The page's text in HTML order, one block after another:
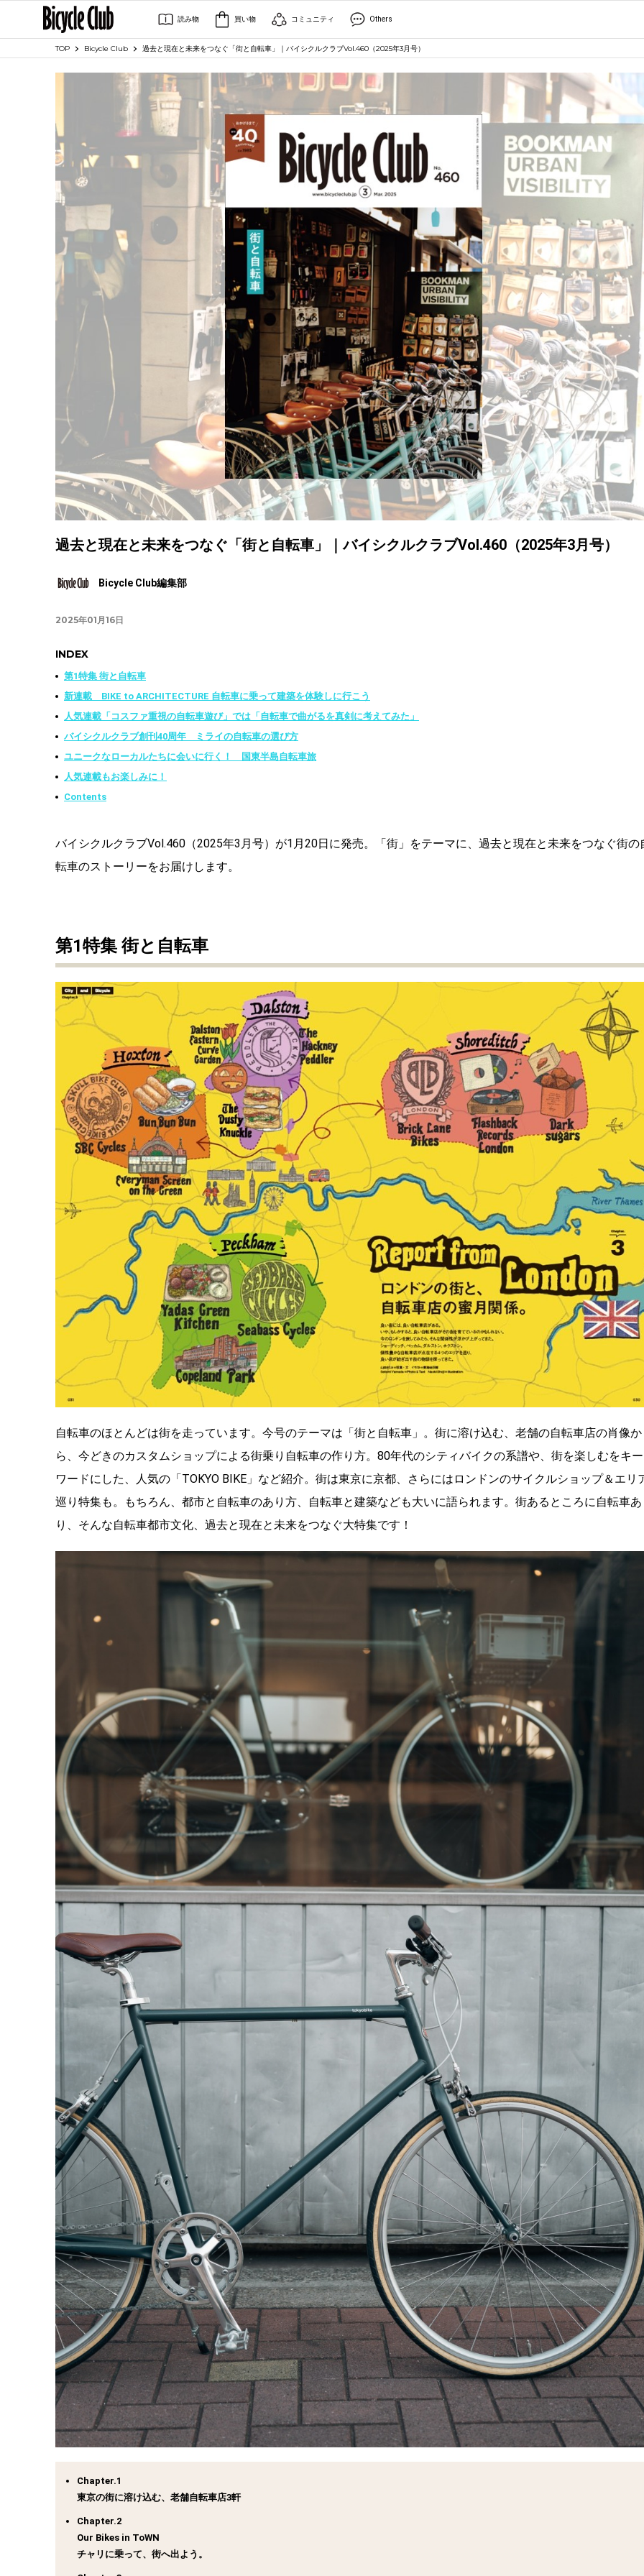
読み物 買い物 コミュニティ Others
TOP Bicycle Club 過去と現在と未来をつなぐ「街と自転車」｜バイシクルクラブVol.460（2025年3月号）
過去と現在と未来をつなぐ「街と自転車」｜バイシクルクラブVol.460（2025年3月号）
Bicycle Club編集部
2025年01月16日
INDEX
第1特集 街と自転車
新連載 BIKE to ARCHITECTURE 自転車に乗って建築を体験しに行こう
人気連載「コスファ重視の自転車遊び」では「自転車で曲がるを真剣に考えてみた」
バイシクルクラブ創刊40周年 ミライの自転車の選び方
ユニークなローカルたちに会いに行く！ 国東半島自転車旅
人気連載もお楽しみに！
Contents
バイシクルクラブVol.460（2025年3月号）が1月20日に発売。「街」をテーマに、過去と現在と未来をつなぐ街の
転車のストーリーをお届けします。
第1特集 街と自転車
自転車のほとんどは街を走っています。今号のテーマは「街と自転車」。街に溶け込む、老舗の自転車店の肖像か
ら、今どきのカスタムショップによる街乗り自転車の作り方。80年代のシティバイクの系譜や、街を楽しむをキー
ワードにした、人気の「TOKYO BIKE」など紹介。街は東京に京都、さらにはロンドンのサイクルショップ＆エリ
巡り特集も。もちろん、都市と自転車のあり方、自転車と建築なども大いに語られます。街あるところに自転車あ
り、そんな自転車都市文化、過去と現在と未来をつなぐ大特集です！
Chapter.1
東京の街に溶け込む、老舗自転車店3軒
Chapter.2
Our Bikes in ToWN
チャリに乗って、街へ出よう。